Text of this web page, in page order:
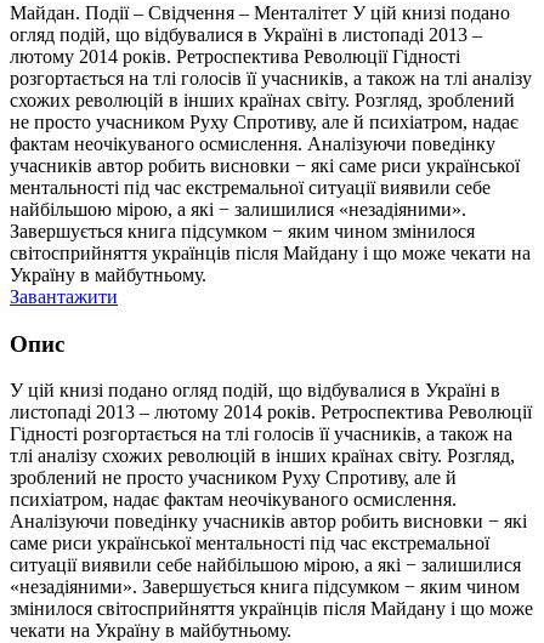
Майдан. Події – Свідчення – Менталітет У цій книзі подано
огляд подій, що відбувалися в Україні в листопаді 2013 –
лютому 2014 років. Ретроспектива Революції Гідності
розгортається на тлі голосів її учасників, а також на тлі аналізу
схожих революцій в інших країнах світу. Розгляд, зроблений
не просто учасником Руху Спротиву, але й психіатром, надає
фактам неочікуваного осмислення. Аналізуючи поведінку
учасників автор робить висновки − які саме риси української
ментальності під час екстремальної ситуації виявили себе
найбільшою мірою, а які − залишилися «незадіяними».
Завершується книга підсумком − яким чином змінилося
світосприйняття українців після Майдану і що може чекати на
Україну в майбутньому.
Завантажити
Опис
У цій книзі подано огляд подій, що відбувалися в Україні в
листопаді 2013 – лютому 2014 років. Ретроспектива Революції
Гідності розгортається на тлі голосів її учасників, а також на
тлі аналізу схожих революцій в інших країнах світу. Розгляд,
зроблений не просто учасником Руху Спротиву, але й
психіатром, надає фактам неочікуваного осмислення.
Аналізуючи поведінку учасників автор робить висновки − які
саме риси української ментальності під час екстремальної
ситуації виявили себе найбільшою мірою, а які − залишилися
«незадіяними». Завершується книга підсумком − яким чином
змінилося світосприйняття українців після Майдану і що може
чекати на Україну в майбутньому.